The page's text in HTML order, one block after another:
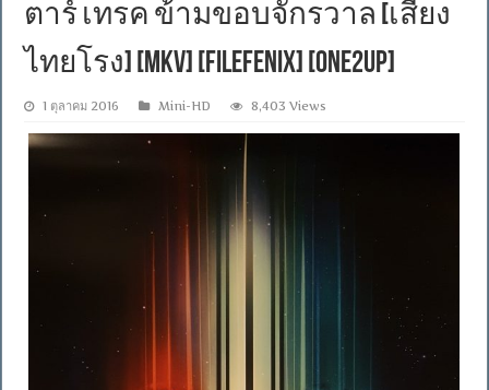
ตาร์ เทรค ข้ามขอบจักรวาล [เสียง
ไทยโรง] [MKV] [FILEFENIX] [ONE2UP]
1 ตุลาคม 2016 Mini-HD 8,403 Views